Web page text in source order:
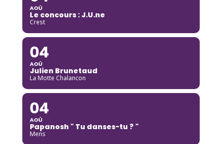
AOÛ
Le concours : J.U.ne
Crest
04
AOÛ
Julien Brunetaud
La Motte Chalancon
04
AOÛ
Papanosh " Tu danses-tu ? "
Mens